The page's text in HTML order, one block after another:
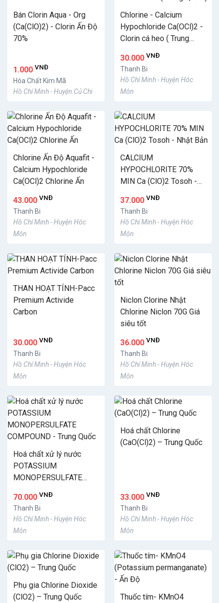
Bán Clorin Aqua - Org
(Ca(ClO)2) - Clorin Ấn Độ
70%
1.000 VNĐ
Hóa Chất Kim Mã
Hồ Chí Minh - Huyện Củ Chi
Chlorine - Calcium
Hypochloride Ca(OCl)2 -
Clorin cá heo ( Trung
30.000 VNĐ
Thanh Bi
Hồ Chí Minh - Huyện Hóc
Môn
Chlorine Ấn Độ Aquafit -
Calcium Hypochloride
Ca(OCl)2 Chlorine Ấn
43.000 VNĐ
Thanh Bi
Hồ Chí Minh - Huyện Hóc
Môn
CALCIUM
HYPOCHLORITE 70%
MIN Ca (ClO)2 Tosoh -
37.000 VNĐ
Thanh Bi
Hồ Chí Minh - Huyện Hóc
Môn
THAN HOẠT TÍNH-Pacc
Premium Activide
Carbon
30.000 VNĐ
Thanh Bi
Hồ Chí Minh - Huyện Hóc
Môn
Niclon Clorine Nhật
Chlorine Niclon 70G Giá
siêu tốt
36.000 VNĐ
Thanh Bi
Hồ Chí Minh - Huyện Hóc
Môn
Hoá chất xử lý nước
POTASSIUM
MONOPERSULFATE
Quốc
70.000 VNĐ
Thanh Bi
Hồ Chí Minh - Huyện Hóc
Môn
Hoá chất Chlorine
(CaO(Cl)2) – Trung Quốc
33.000 VNĐ
Thanh Bi
Hồ Chí Minh - Huyện Hóc
Môn
Phụ gia Chlorine Dioxide
(ClO2) – Trung Quốc
Thuốc tím- KMnO4